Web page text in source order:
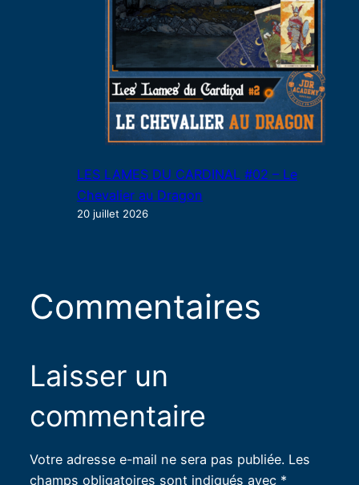
LES LAMES DU CARDINAL #02 – Le
Chevalier au Dragon
20 juillet 2026
Commentaires
Laisser un
commentaire
Votre adresse e-mail ne sera pas publiée. Les
champs obligatoires sont indiqués avec *